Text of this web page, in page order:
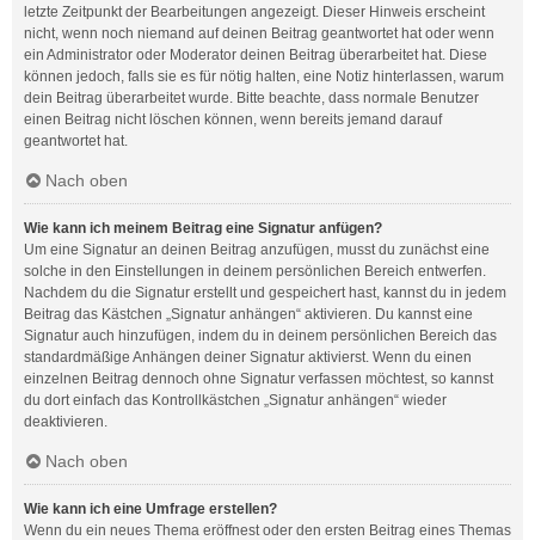
letzte Zeitpunkt der Bearbeitungen angezeigt. Dieser Hinweis erscheint
nicht, wenn noch niemand auf deinen Beitrag geantwortet hat oder wenn
ein Administrator oder Moderator deinen Beitrag überarbeitet hat. Diese
können jedoch, falls sie es für nötig halten, eine Notiz hinterlassen, warum
dein Beitrag überarbeitet wurde. Bitte beachte, dass normale Benutzer
einen Beitrag nicht löschen können, wenn bereits jemand darauf
geantwortet hat.
Nach oben
Wie kann ich meinem Beitrag eine Signatur anfügen?
Um eine Signatur an deinen Beitrag anzufügen, musst du zunächst eine
solche in den Einstellungen in deinem persönlichen Bereich entwerfen.
Nachdem du die Signatur erstellt und gespeichert hast, kannst du in jedem
Beitrag das Kästchen „Signatur anhängen“ aktivieren. Du kannst eine
Signatur auch hinzufügen, indem du in deinem persönlichen Bereich das
standardmäßige Anhängen deiner Signatur aktivierst. Wenn du einen
einzelnen Beitrag dennoch ohne Signatur verfassen möchtest, so kannst
du dort einfach das Kontrollkästchen „Signatur anhängen“ wieder
deaktivieren.
Nach oben
Wie kann ich eine Umfrage erstellen?
Wenn du ein neues Thema eröffnest oder den ersten Beitrag eines Themas